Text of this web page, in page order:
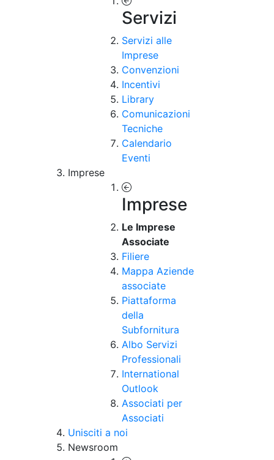
Servizi
Servizi alle
Imprese
Convenzioni
Incentivi
Library
Comunicazioni
Tecniche
Calendario
Eventi
Imprese
Imprese
Le Imprese
Associate
Filiere
Mappa Aziende
associate
Piattaforma
della
Subfornitura
Albo Servizi
Professionali
International
Outlook
Associati per
Associati
Unisciti a noi
Newsroom